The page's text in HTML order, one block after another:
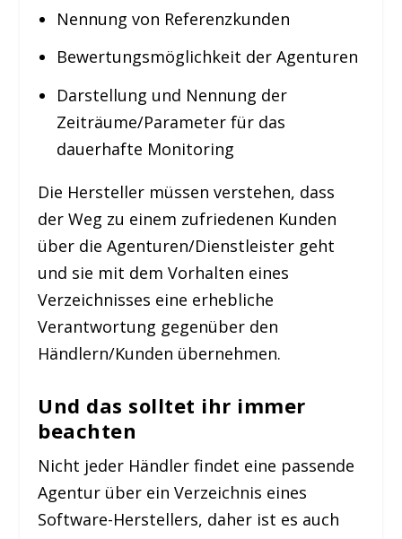
Nennung von Referenzkunden
Bewertungsmöglichkeit der Agenturen
Darstellung und Nennung der
Zeiträume/Parameter für das
dauerhafte Monitoring
Die Hersteller müssen verstehen, dass
der Weg zu einem zufriedenen Kunden
über die Agenturen/Dienstleister geht
und sie mit dem Vorhalten eines
Verzeichnisses eine erhebliche
Verantwortung gegenüber den
Händlern/Kunden übernehmen.
Und das solltet ihr immer
beachten
Nicht jeder Händler findet eine passende
Agentur über ein Verzeichnis eines
Software-Herstellers, daher ist es auch